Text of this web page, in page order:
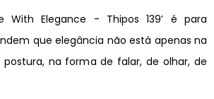
With Elegance - Thipos 139’ é para
que elegância não está apenas na
na forma de falar, de olhar, de